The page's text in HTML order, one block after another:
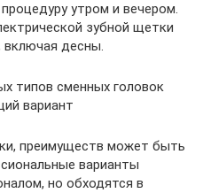
утром и вечером.
зубной щетки
включая десны.
типов сменных головок
вариант
преимуществ может быть
варианты
но обходятся в